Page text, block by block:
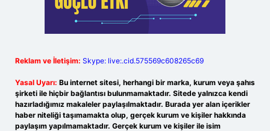
Reklam ve İletişim: Skype: live:.cid.575569c608265c69
Yasal Uyarı: Bu internet sitesi, herhangi bir marka, kurum veya şahıs
şirketi ile hiçbir bağlantısı bulunmamaktadır. Sitede yalnızca kendi
hazırladığımız makaleler paylaşılmaktadır. Burada yer alan içerikler
haber niteliği taşımamakta olup, gerçek kurum ve kişiler hakkında
paylaşım yapılmamaktadır. Gerçek kurum ve kişiler ile isim